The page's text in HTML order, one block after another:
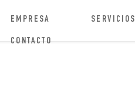
EMPRESA SERVICIOS
CONTACTO